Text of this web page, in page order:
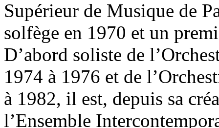
Supérieur de Musique de
solfège en 1970 et un
D’abord soliste de
1974 à 1976 et de
à 1982, il est, depuis sa
l’Ensemble